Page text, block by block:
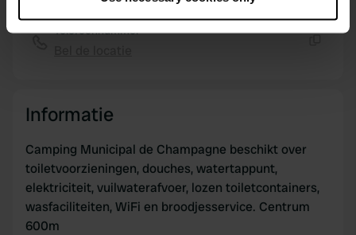
Collect information about your geographical location
which can be accurate to within several meters
We use cookies to personalise content and ads, to
provide social media features and to analyse our traffic.
We also share information about your use of our site with
our social media, advertising and analytics partners who
may combine it with other information that you’ve
Telefoonnummer
Informatie
Camping Municipal de Champagne beschikt over
toiletvoorzieningen, douches, watertappunt,
elektriciteit, vuilwaterafvoer, lozen toiletcontainers,
wasfaciliteiten, WiFi en broodjesservice. Centrum
600m